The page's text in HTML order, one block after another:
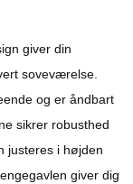
giver din
soveværelse.
og er åndbart
sikrer robusthed
justeres i højden
giver dig